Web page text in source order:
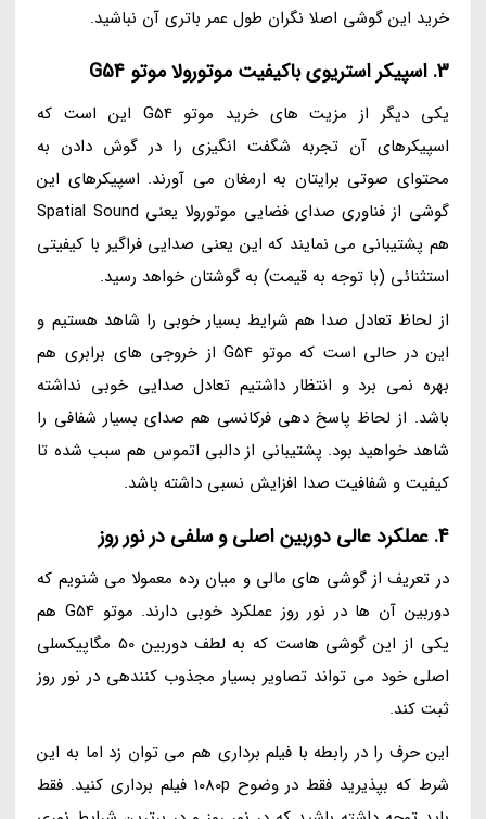
خرید این گوشی اصلا نگران طول عمر باتری آن نباشید.
3. اسپیکر استریوی باکیفیت موتورولا موتو G54
یکی دیگر از مزیت های خرید موتو G54 این است که
اسپیکرهای آن تجربه شگفت انگیزی را در گوش دادن به
محتوای صوتی برایتان به ارمغان می آورند. اسپیکرهای این
گوشی از فناوری صدای فضایی موتورولا یعنی Spatial Sound
هم پشتیبانی می نمایند که این یعنی صدایی فراگیر با کیفیتی
استثنائی (با توجه به قیمت) به گوشتان خواهد رسید.
از لحاظ تعادل صدا هم شرایط بسیار خوبی را شاهد هستیم و
این در حالی است که موتو G54 از خروجی های برابری هم
بهره نمی برد و انتظار داشتیم تعادل صدایی خوبی نداشته
باشد. از لحاظ پاسخ دهی فرکانسی هم صدای بسیار شفافی را
شاهد خواهید بود. پشتیبانی از دالبی اتموس هم سبب شده تا
کیفیت و شفافیت صدا افزایش نسبی داشته باشد.
4. عملکرد عالی دوربین اصلی و سلفی در نور روز
در تعریف از گوشی های مالی و میان رده معمولا می شنویم که
دوربین آن ها در نور روز عملکرد خوبی دارند. موتو G54 هم
یکی از این گوشی هاست که به لطف دوربین 50 مگاپیکسلی
اصلی خود می تواند تصاویر بسیار مجذوب کنندهی در نور روز
ثبت کند.
این حرف را در رابطه با فیلم برداری هم می توان زد اما به این
شرط که بپذیرید فقط در وضوح 1080p فیلم برداری کنید. فقط